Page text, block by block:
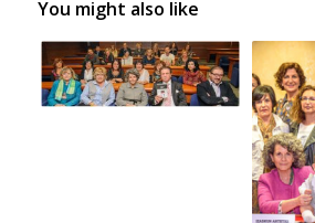
You might also like